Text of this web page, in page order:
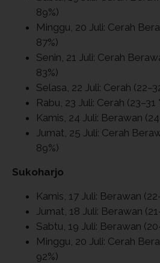
89%)
Minggu, 20 Juli: Cerah
87%)
Senin, 21 Juli: Cerah
83%)
Selasa, 22 Juli: Cerah
Rabu, 23 Juli: Cerah (23–31
Kamis, 24 Juli: Berawan
Jumat, 25 Juli: Cerah
89%)
Sukoharjo
Kamis, 17 Juli: Berawan
Jumat, 18 Juli: Berawan
Sabtu, 19 Juli: Berawan
Minggu, 20 Juli: Cerah
92%)